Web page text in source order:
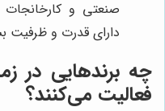
صنعتی و
دارای قدرت و ظرفیت
چه برندهایی در
فعالیت می‌کنند؟